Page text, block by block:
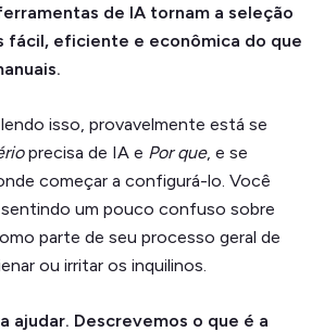
de IA tornam a seleção
fácil, eficiente e econômica do que
isso, provavelmente está se
precisa de IA e Por que, e se
começar a configurá-lo. Você
um pouco confuso sobre
parte de seu processo geral de
ou irritar os inquilinos.
ajudar. Descrevemos o que é a